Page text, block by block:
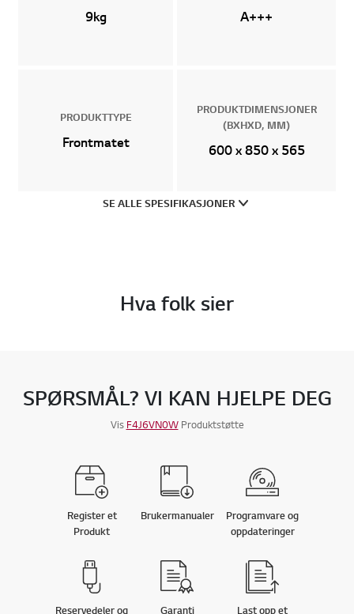
9kg A+++
PRODUKTTYPE
Frontmatet
PRODUKTDIMENSJONER
(BXHXD, MM)
600 x 850 x 565
SE ALLE SPESIFIKASJONER
Hva folk sier
SPØRSMÅL? VI KAN HJELPE DEG
Vis F4J6VN0WProduktstøtte
Register et
Produkt
Brukermanualer
Programvare og
oppdateringer
Reservedeler og Garanti Last opp et